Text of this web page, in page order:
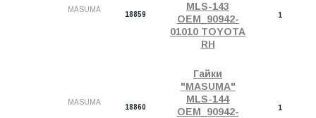
MASUMA
18859
MLS-143
OEM_90942-
01010 TOYOTA
RH
1
MASUMA
18860
Гайки
"MASUMA"
MLS-144
OEM_90942-
1